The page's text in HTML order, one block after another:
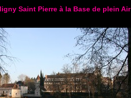
Saint Pierre à la Base de plein Air